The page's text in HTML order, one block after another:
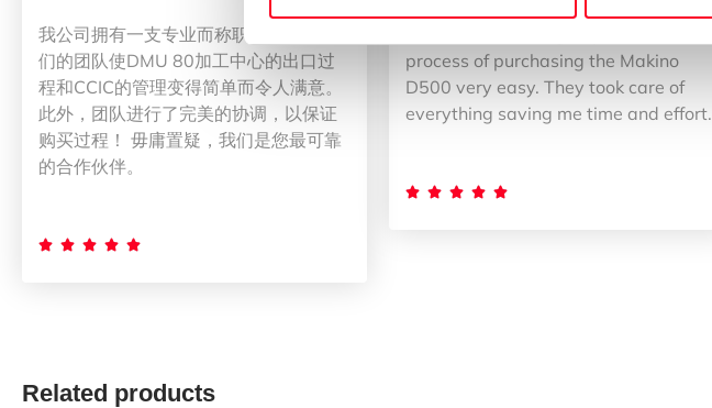
我公司拥有一支专业而称职的团队。 我
们的团队使DMU 80加工中心的出口过
程和CCIC的管理变得简单而令人满意。
此外，团队进行了完美的协调，以保证
购买过程！ 毋庸置疑，我们是您最可靠
的合作伙伴。
    
process of purchasing the Makino
D500 very easy. They took care of
everything saving me time and effort.
    
Related products